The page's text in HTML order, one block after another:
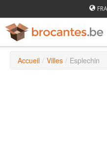
AGENDA DES BROCANTES
Accueil / Villes / Esplechin